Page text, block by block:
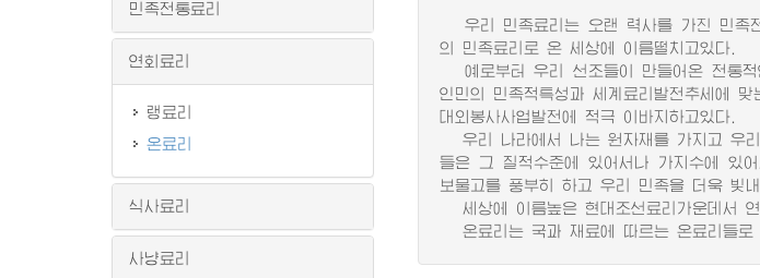
우리 민족료리는 오랜 력사를 가진 민족전
의 민족료리로 온 세상에 이름떨치고있다.
예로부터 우리 선조들이 만들어온 전통적
인민의 민족적특성과 세계료리발전추세에
대외봉사사업발전에 적극 이바지하고있다.
우리 나라에서 나는 원자재를 가지고 우리
들은 그 질적수준에 있어서나 가지수에 있
보물고를 풍부히 하고 우리 민족을 더욱 빛
세상에 이름높은 현대조선료리가운데서
온료리는 국과 재료에 따르는 온료리들로
민족전통료리
연회료리
랭료리
온료리
식사료리
사냥료리